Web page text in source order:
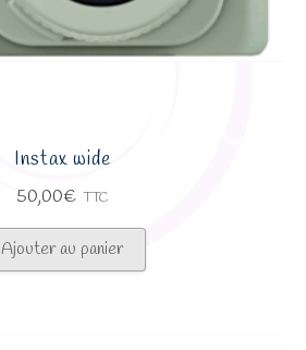
Instax wide
50,00€ TTC
Ajouter au panier